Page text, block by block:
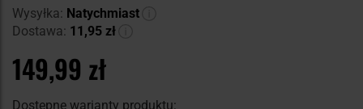
Wysyłka: Natychmiast
Dostawa: 11,95 zł
149,99 zł
Dostępne warianty produktu: